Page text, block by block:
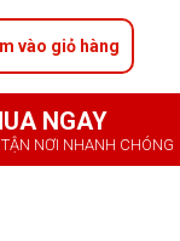
vào giỏ hàng
NGAY
NƠI NHANH CHÓNG